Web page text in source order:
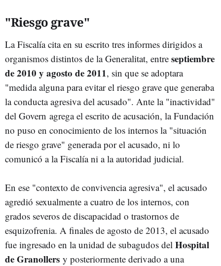
"Riesgo grave"
La Fiscalía cita en su escrito tres informes dirigidos a
organismos distintos de la Generalitat, entre septiembre
de 2010 y agosto de 2011, sin que se adoptara
"medida alguna para evitar el riesgo grave que generaba
la conducta agresiva del acusado". Ante la "inactividad"
del Govern agrega el escrito de acusación, la Fundación
no puso en conocimiento de los internos la "situación
de riesgo grave" generada por el acusado, ni lo
comunicó a la Fiscalía ni a la autoridad judicial.
En ese "contexto de convivencia agresiva", el acusado
agredió sexualmente a cuatro de los internos, con
grados severos de discapacidad o trastornos de
esquizofrenia. A finales de agosto de 2013, el acusado
fue ingresado en la unidad de subagudos del Hospital
de Granollers y posteriormente derivado a una